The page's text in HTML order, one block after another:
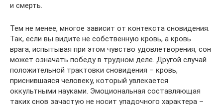
и смерть.
Тем не менее, многое зависит от контекста сновидения.
Так, если вы видите не собственную кровь, а кровь
врага, испытывая при этом чувство удовлетворения, сон
может означать победу в трудном деле. Другой случай
положительной трактовки сновидения – кровь,
приснившаяся человеку, который увлекается
оккультными науками. Эмоциональная составляющая
таких снов зачастую не носит упадочного характера –